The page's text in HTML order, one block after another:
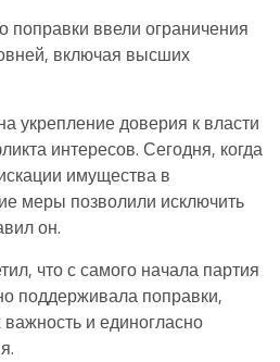
поправки ввели ограничения
включая высших
укрепление доверия к власти
интересов. Сегодня, когда
имущества в
меры позволили исключить
он.
что с самого начала партия
поддерживала поправки,
и единогласно